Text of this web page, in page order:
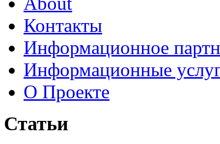
Контакты
Информационное
Информационные
О Проекте
Статьи